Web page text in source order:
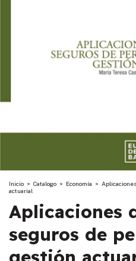
Inicio > Catalogo > Economía >
actuarial
Aplicaciones
seguros de